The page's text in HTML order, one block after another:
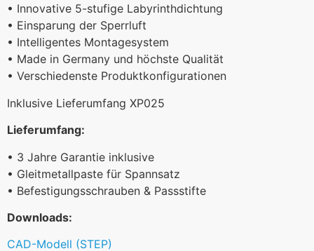
• Innovative 5-stufige Labyrinthdichtung
• Einsparung der Sperrluft
• Intelligentes Montagesystem
• Made in Germany und höchste Qualität
• Verschiedenste Produktkonfigurationen
Inklusive Lieferumfang XP025
Lieferumfang:
• 3 Jahre Garantie inklusive
• Gleitmetallpaste für Spannsatz
• Befestigungsschrauben & Passstifte
Downloads:
CAD-Modell (STEP)